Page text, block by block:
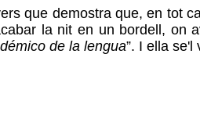
que demostra que, en tot
la nit en un bordell, on
de la lengua”. I ella se'l